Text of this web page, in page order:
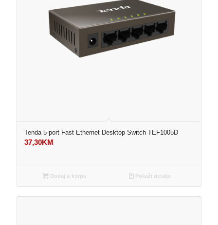
Tenda 5-port Fast Ethernet Desktop Switch TEF1005D
37,30KM
Dodaj u korpu Pokaži detalje